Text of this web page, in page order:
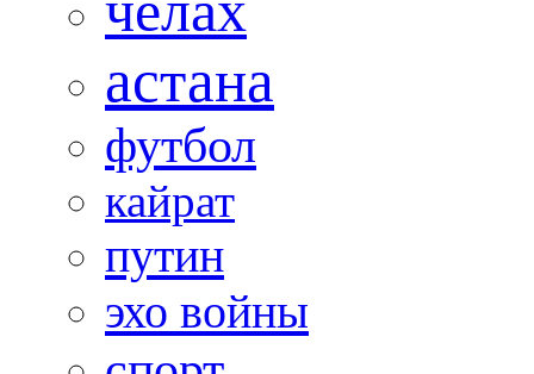
астана
футбол
кайрат
путин
эхо войны